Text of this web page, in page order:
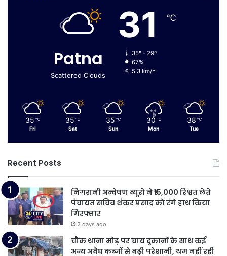
Patna
Scattered Clouds
31 ℃
35º - 29º
67%
5.3 km/h
35 ℃
Fri
35 ℃
Sat
35 ℃
Sun
30 ℃
Mon
38 ℃
Tue
Recent Posts
निगरानी अन्वेषण ब्यूरो ने ₹15,000 रिश्वत लेते
पंचायत सचिव शंकर प्रसाद को रंगे हाथ किया
गिरफ्तार
2 days ago
चौक थाना मोड़ पर चाय दुकानों के साथ कई
अन्य अवैध कब्जों से बढ़ी परेशानी, थम नहीं रही